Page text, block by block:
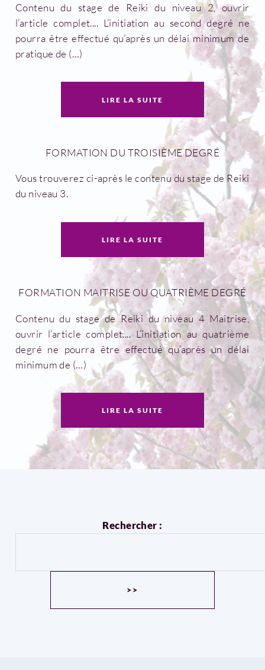
Contenu du stage de Reiki du niveau 2, ouvrir
l’article complet.... L’initiation au second degré ne
pourra être effectué qu’après un délai minimum de
pratique de (…)
LIRE LA SUITE
FORMATION DU TROISIÈME DEGRÉ
Vous trouverez ci-après le contenu du stage de Reiki
du niveau 3.
LIRE LA SUITE
FORMATION MAITRISE OU QUATRIÈME DEGRÉ
Contenu du stage de Reiki du niveau 4 Maîtrise,
ouvrir l’article complet.... L’initiation au quatrième
degré ne pourra être effectué qu’après un délai
minimum de (…)
LIRE LA SUITE
Rechercher :